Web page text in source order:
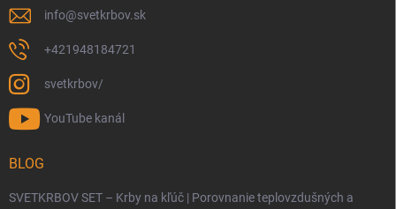
info@svetkrbov.sk
+421948184721
svetkrbov/
YouTube kanál
BLOG
SVETKRBOV SET – Krby na kľúč | Porovnanie teplovzdušných a